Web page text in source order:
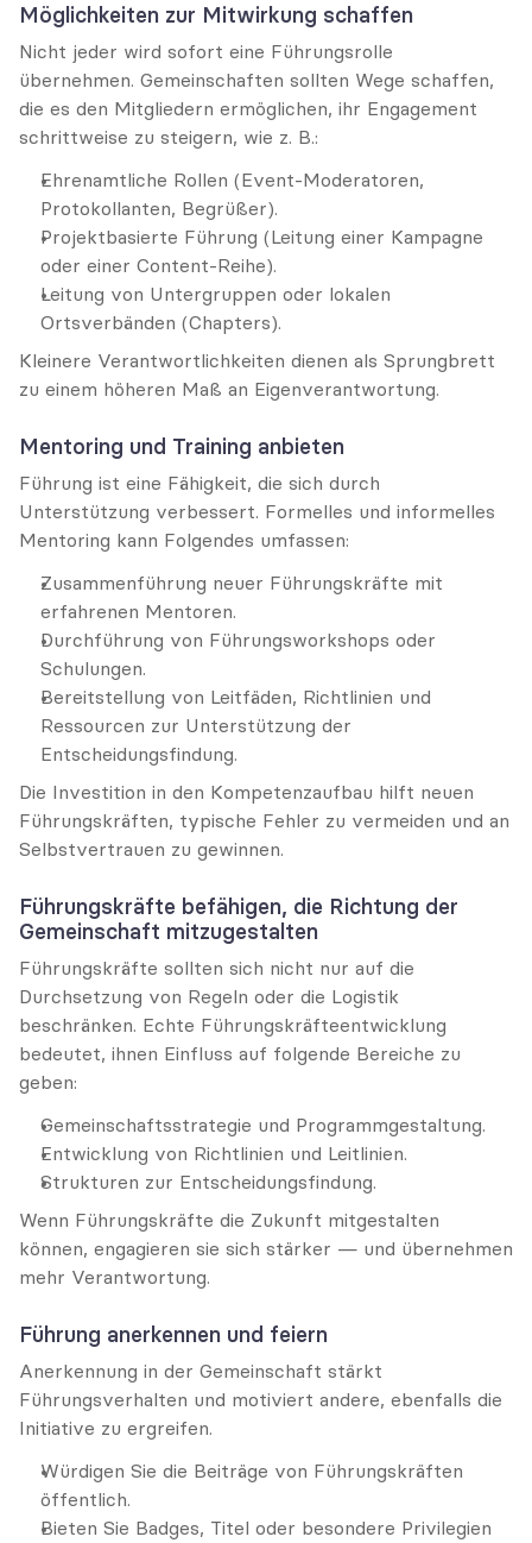
Möglichkeiten zur Mitwirkung schaffen
Nicht jeder wird sofort eine Führungsrolle
übernehmen. Gemeinschaften sollten Wege schaffen,
die es den Mitgliedern ermöglichen, ihr Engagement
schrittweise zu steigern, wie z. B.:
Ehrenamtliche Rollen (Event-Moderatoren,
Protokollanten, Begrüßer).
Projektbasierte Führung (Leitung einer Kampagne
oder einer Content-Reihe).
Leitung von Untergruppen oder lokalen
Ortsverbänden (Chapters).
Kleinere Verantwortlichkeiten dienen als Sprungbrett
zu einem höheren Maß an Eigenverantwortung.
Mentoring und Training anbieten
Führung ist eine Fähigkeit, die sich durch
Unterstützung verbessert. Formelles und informelles
Mentoring kann Folgendes umfassen:
Zusammenführung neuer Führungskräfte mit
erfahrenen Mentoren.
Durchführung von Führungsworkshops oder
Schulungen.
Bereitstellung von Leitfäden, Richtlinien und
Ressourcen zur Unterstützung der
Entscheidungsfindung.
Die Investition in den Kompetenzaufbau hilft neuen
Führungskräften, typische Fehler zu vermeiden und an
Selbstvertrauen zu gewinnen.
Führungskräfte befähigen, die Richtung der
Gemeinschaft mitzugestalten
Führungskräfte sollten sich nicht nur auf die
Durchsetzung von Regeln oder die Logistik
beschränken. Echte Führungskräfteentwicklung
bedeutet, ihnen Einfluss auf folgende Bereiche zu
geben:
Gemeinschaftsstrategie und Programmgestaltung.
Entwicklung von Richtlinien und Leitlinien.
Strukturen zur Entscheidungsfindung.
Wenn Führungskräfte die Zukunft mitgestalten
können, engagieren sie sich stärker — und übernehmen
mehr Verantwortung.
Führung anerkennen und feiern
Anerkennung in der Gemeinschaft stärkt
Führungsverhalten und motiviert andere, ebenfalls die
Initiative zu ergreifen.
Würdigen Sie die Beiträge von Führungskräften
öffentlich.
Bieten Sie Badges, Titel oder besondere Privilegien